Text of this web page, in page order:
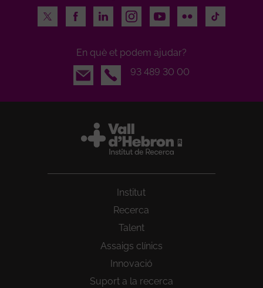
Twitter
FacebookLinkedInInstagramYoutubeFlickr TikTok
En què et podem ajudar?
Email
93 489 30 00
Institut
Recerca
Talent
Assaigs clínics
Innovació
Suport a la recerca